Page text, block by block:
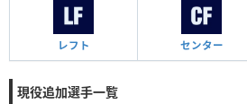
レフト センター
現役追加選手一覧